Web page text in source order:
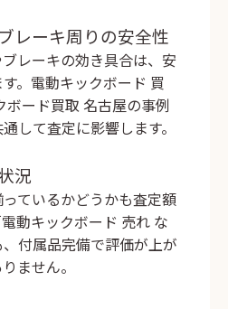
レーキ周りの安全性
レーキの効き具合は、安
。電動キックボード 買
ード買取 名古屋の事例
して査定に影響します。
況
ているかどうかも査定額
動キックボード 売れ な
付属品完備で評価が上が
ません。